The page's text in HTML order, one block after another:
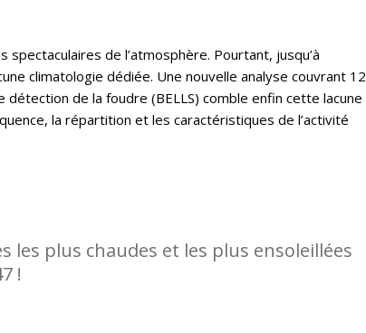
spectaculaires de l’atmosphère. Pourtant, jusqu’à
climatologie dédiée. Une nouvelle analyse couvrant 12
de la foudre (BELLS) comble enfin cette lacune
la répartition et les caractéristiques de l’activité
les plus chaudes et les plus ensoleillées
!